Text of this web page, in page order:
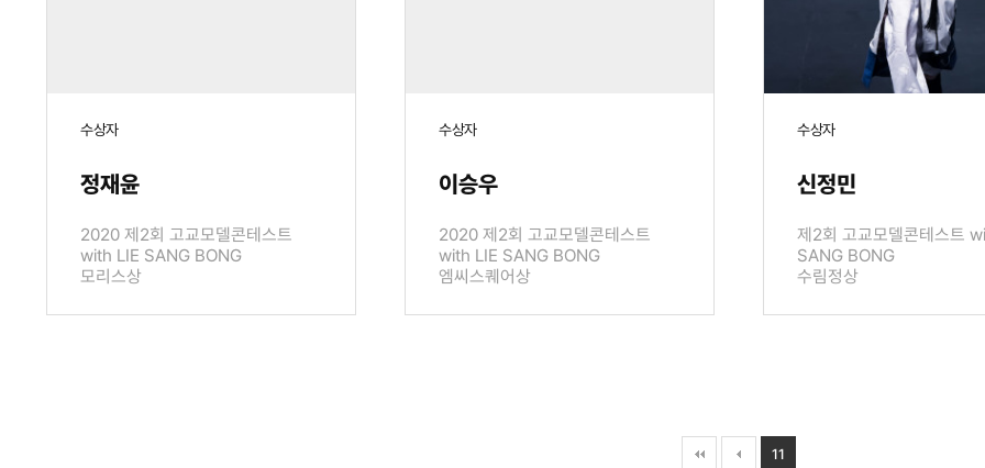
수상자
정재윤
2020 제2회 고교모델콘테스트
with LIE SANG BONG
모리스상
수상자
이승우
2020 제2회 고교모델콘테스트
with LIE SANG BONG
엠씨스퀘어상
수상자
신정민
제2회 고교모델콘테스트
SANG BONG
수림정상
열린
11
페이지